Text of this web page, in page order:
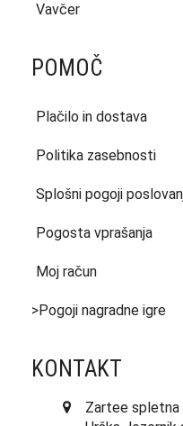
Vavčer
POMOČ
Plačilo in dostava
Politika zasebnosti
Splošni pogoji
Pogosta vprašanja
Moj račun
>Pogoji nagradne igre
KONTAKT
Zartee spletna